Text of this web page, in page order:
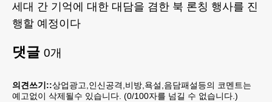
세대 간 기억에 대한 대담을 겸한 북 론칭 행사를 진
행할 예정이다
댓글 0개
의견쓰기::상업광고,인신공격,비방,욕설,음담패설등의 코멘트는
예고없이 삭제될수 있습니다. (0/100자를 넘길 수 없습니다.)